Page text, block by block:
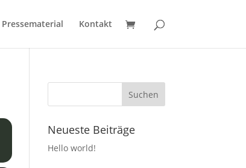
Pressematerial Kontakt
Neueste Beiträge
Hello world!